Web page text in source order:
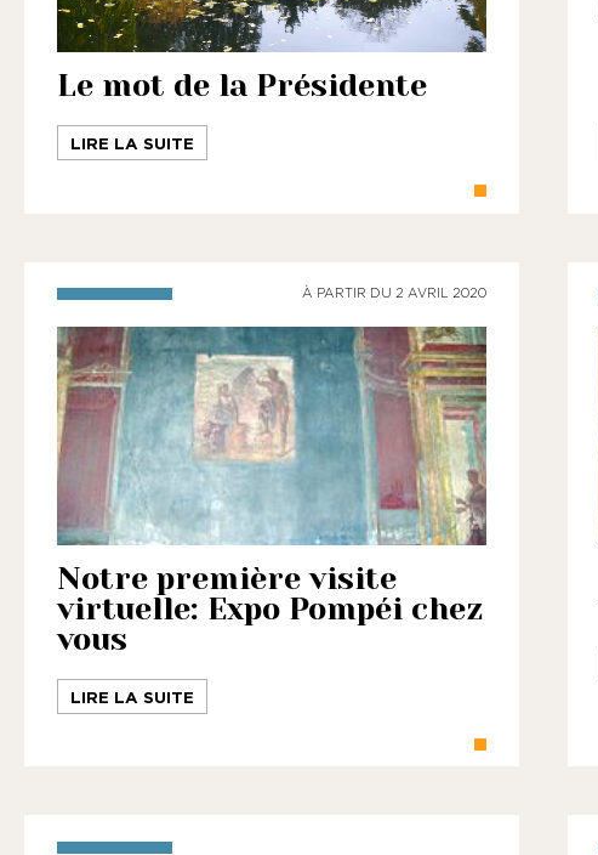
Le mot de la Présidente
LIRE LA SUITE
À PARTIR DU 2 AVRIL 2020
Notre première visite
virtuelle: Expo Pompéi chez
vous
LIRE LA SUITE